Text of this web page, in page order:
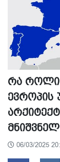
რა როლი
ევროპის
06/03/2025